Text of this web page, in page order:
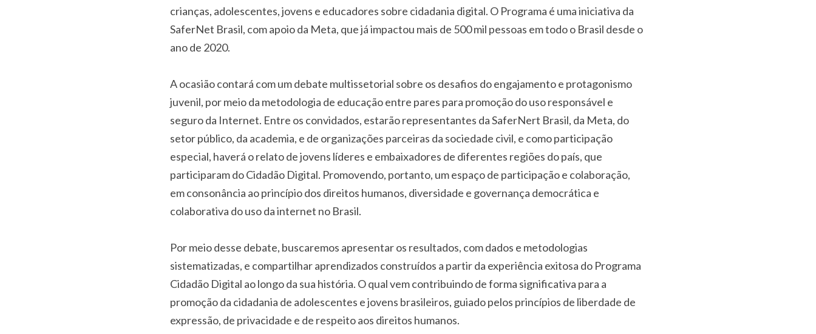
crianças, adolescentes, jovens e educadores sobre cidadania digital. O Programa é uma iniciativa da
SaferNet Brasil, com apoio da Meta, que já impactou mais de 500 mil pessoas em todo o Brasil desde o
ano de 2020.
A ocasião contará com um debate multissetorial sobre os desafios do engajamento e protagonismo
juvenil, por meio da metodologia de educação entre pares para promoção do uso responsável e
seguro da Internet. Entre os convidados, estarão representantes da SaferNert Brasil, da Meta, do
setor público, da academia, e de organizações parceiras da sociedade civil, e como participação
especial, haverá o relato de jovens líderes e embaixadores de diferentes regiões do país, que
participaram do Cidadão Digital. Promovendo, portanto, um espaço de participação e colaboração,
em consonância ao princípio dos direitos humanos, diversidade e governança democrática e
colaborativa do uso da internet no Brasil.
Por meio desse debate, buscaremos apresentar os resultados, com dados e metodologias
sistematizadas, e compartilhar aprendizados construídos a partir da experiência exitosa do Programa
Cidadão Digital ao longo da sua história. O qual vem contribuindo de forma significativa para a
promoção da cidadania de adolescentes e jovens brasileiros, guiado pelos princípios de liberdade de
expressão, de privacidade e de respeito aos direitos humanos.